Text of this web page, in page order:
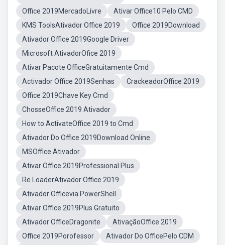
Office 2019MercadoLivre
Ativar Office10 Pelo CMD
KMS ToolsAtivador Office 2019
Office 2019Download
Ativador Office 2019Google Driver
Microsoft AtivadorOfice 2019
Ativar Pacote OfficeGratuitamente Cmd
Activador Office 2019Senhas
CrackeadorOffice 2019
Office 2019Chave Key Cmd
ChosseOffice 2019 Ativador
How to ActivateOffice 2019 to Cmd
Ativador Do Office 2019Download Online
MSOffice Ativador
Ativar Office 2019Professional Plus
Re LoaderAtivador Office 2019
Ativador Officevia PowerShell
Ativar Office 2019Plus Gratuito
Ativador OfficeDragonite
AtivaçãoOffice 2019
Office 2019Porofessor
Ativador Do OfficePelo CDM